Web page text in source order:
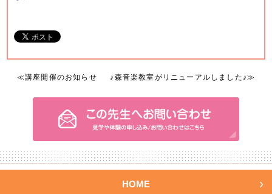
≪講座開催のお知らせ ♪森音楽教室がリニューアルしました♪≫
HOME